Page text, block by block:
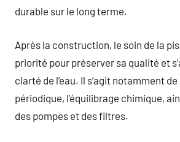
durable sur le long terme.
Après la construction, le soin de la
priorité pour préserver sa qualité et
clarté de l’eau. Il s’agit notamment
périodique, l’équilibrage chimique,
des pompes et des filtres.